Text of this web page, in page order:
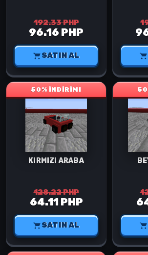
192.33 PHP
96.16 PHP
SATIN AL
50% İNDİRİM!
KIRMIZI ARABA
128.22 PHP
64.11 PHP
SATIN AL